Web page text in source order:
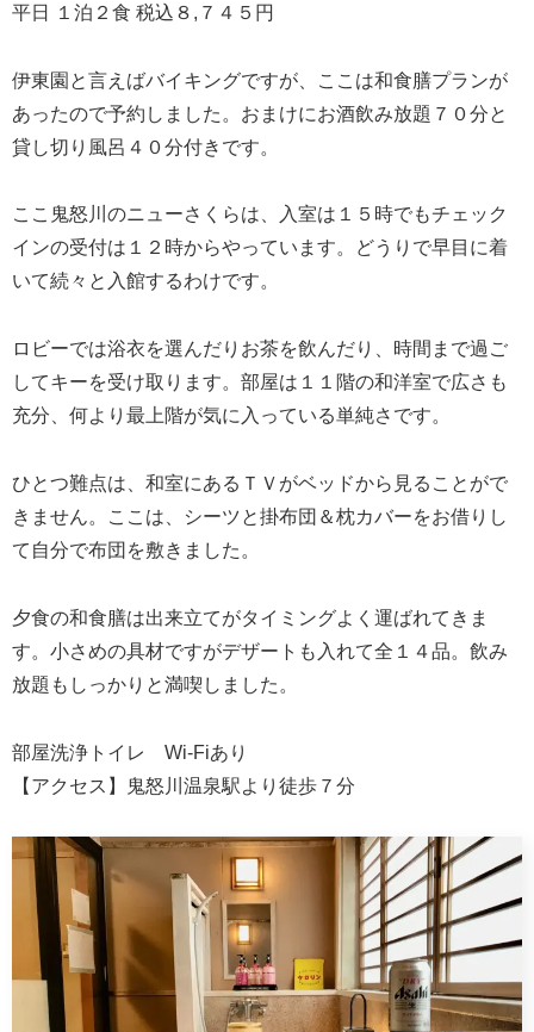
平日 １泊２食 税込８,７４５円
伊東園と言えばバイキングですが、ここは和食膳プランが
あったので予約しました。おまけにお酒飲み放題７０分と
貸し切り風呂４０分付きです。
ここ鬼怒川のニューさくらは、入室は１５時でもチェック
インの受付は１２時からやっています。どうりで早目に着
いて続々と入館するわけです。
ロビーでは浴衣を選んだりお茶を飲んだり、時間まで過ご
してキーを受け取ります。部屋は１１階の和洋室で広さも
充分、何より最上階が気に入っている単純さです。
ひとつ難点は、和室にあるＴＶがベッドから見ることがで
きません。ここは、シーツと掛布団＆枕カバーをお借りし
て自分で布団を敷きました。
夕食の和食膳は出来立てがタイミングよく運ばれてきま
す。小さめの具材ですがデザートも入れて全１４品。飲み
放題もしっかりと満喫しました。
部屋洗浄トイレ Wi-Fiあり
【アクセス】鬼怒川温泉駅より徒歩７分